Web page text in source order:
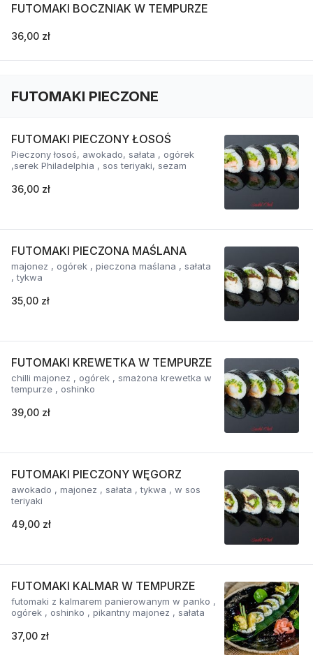
FUTOMAKI BOCZNIAK W TEMPURZE
36,00 zł
FUTOMAKI PIECZONE
FUTOMAKI PIECZONY ŁOSOŚ
Pieczony łosoś, awokado, sałata , ogórek
,serek Philadelphia , sos teriyaki, sezam
36,00 zł
FUTOMAKI PIECZONA MAŚLANA
majonez , ogórek , pieczona maślana , sałata
, tykwa
35,00 zł
FUTOMAKI KREWETKA W TEMPURZE
chilli majonez , ogórek , smażona krewetka w
tempurze , oshinko
39,00 zł
FUTOMAKI PIECZONY WĘGORZ
awokado , majonez , sałata , tykwa , w sos
teriyaki
49,00 zł
FUTOMAKI KALMAR W TEMPURZE
futomaki z kalmarem panierowanym w panko ,
ogórek , oshinko , pikantny majonez , sałata
37,00 zł